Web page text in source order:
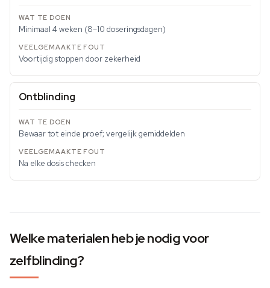
Minimaal 4 weken (8–10 doseringsdagen)
Voortijdig stoppen door zekerheid
Ontblinding
Bewaar tot einde proef; vergelijk gemiddelden
Na elke dosis checken
Welke materialen heb je nodig voor
zelfblinding?